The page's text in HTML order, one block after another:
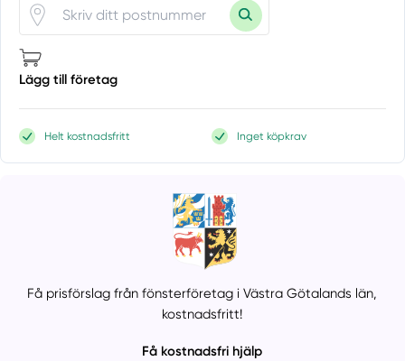
Lägg till företag
Helt kostnadsfritt Inget köpkrav
Få prisförslag från fönsterföretag i Västra Götalands län,
kostnadsfritt!
Få kostnadsfri hjälp